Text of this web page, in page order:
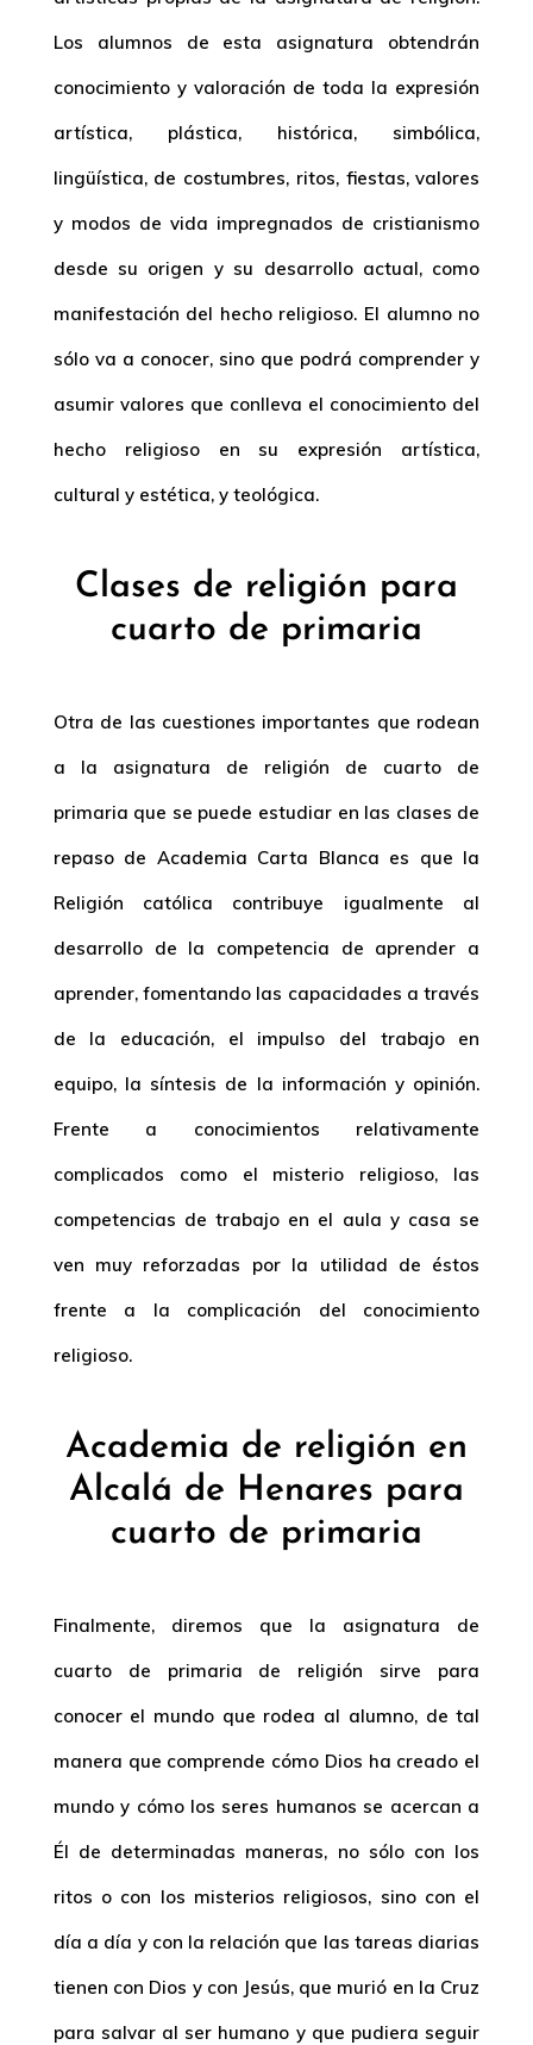
Los alumnos de esta asignatura obtendrán
conocimiento y valoración de toda la expresión
artística, plástica, histórica, simbólica,
lingüística, de costumbres, ritos, fiestas, valores
y modos de vida impregnados de cristianismo
desde su origen y su desarrollo actual, como
manifestación del hecho religioso. El alumno no
sólo va a conocer, sino que podrá comprender y
asumir valores que conlleva el conocimiento del
hecho religioso en su expresión artística,
cultural y estética, y teológica.
Clases de religión para
cuarto de primaria
Otra de las cuestiones importantes que rodean
a la asignatura de religión de cuarto de
primaria que se puede estudiar en las clases de
repaso de Academia Carta Blanca es que la
Religión católica contribuye igualmente al
desarrollo de la competencia de aprender a
aprender, fomentando las capacidades a través
de la educación, el impulso del trabajo en
equipo, la síntesis de la información y opinión.
Frente a conocimientos relativamente
complicados como el misterio religioso, las
competencias de trabajo en el aula y casa se
ven muy reforzadas por la utilidad de éstos
frente a la complicación del conocimiento
religioso.
Academia de religión en
Alcalá de Henares para
cuarto de primaria
Finalmente, diremos que la asignatura de
cuarto de primaria de religión sirve para
conocer el mundo que rodea al alumno, de tal
manera que comprende cómo Dios ha creado el
mundo y cómo los seres humanos se acercan a
Él de determinadas maneras, no sólo con los
ritos o con los misterios religiosos, sino con el
día a día y con la relación que las tareas diarias
tienen con Dios y con Jesús, que murió en la Cruz
para salvar al ser humano y que pudiera seguir